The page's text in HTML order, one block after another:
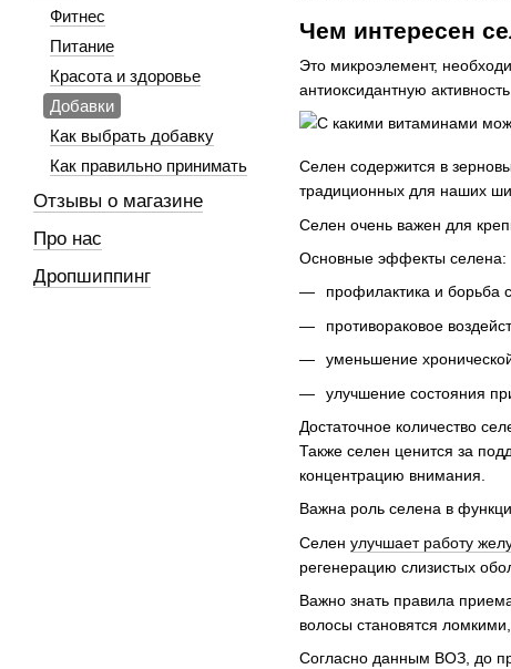
Чем интересен
Это микроэлемент,
антиоксидантную
Селен содержится в
традиционных для наших
Селен очень важен для
Основные эффекты селена:
профилактика и борьба
противораковое
уменьшение
улучшение состояния
Достаточное количество
Также селен ценится за
концентрацию внимания.
Важна роль селена в
Селен улучшает работу
регенерацию слизистых
Важно знать правила
волосы становятся
Согласно данным ВОЗ, до
Фитнес
Питание
Красота и здоровье
Добавки
Как выбрать добавку
Как правильно принимать
Отзывы о магазине
Про нас
Дропшиппинг